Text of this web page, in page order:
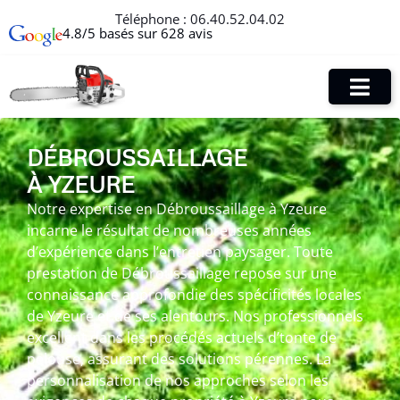
Téléphone : 06.40.52.04.02
4.8/5 basés sur 628 avis
DÉBROUSSAILLAGE
À YZEURE
Notre expertise en Débroussaillage à Yzeure
incarne le résultat de nombreuses années
d’expérience dans l’entretien paysager. Toute
prestation de Débroussaillage repose sur une
connaissance approfondie des spécificités locales
de Yzeure et de ses alentours. Nos professionnels
excellent dans les procédés actuels d’tonte de
pelouse, assurant des solutions pérennes. La
personnalisation de nos approches selon les